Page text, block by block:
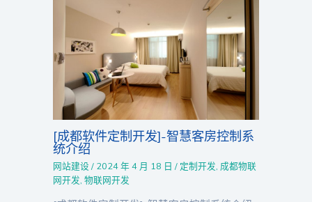
[成都软件定制开发]-智慧客房控制系
统介绍
网站建设 / 2024 年 4 月 18 日/ 定制开发,成都物联
网开发,物联网开发